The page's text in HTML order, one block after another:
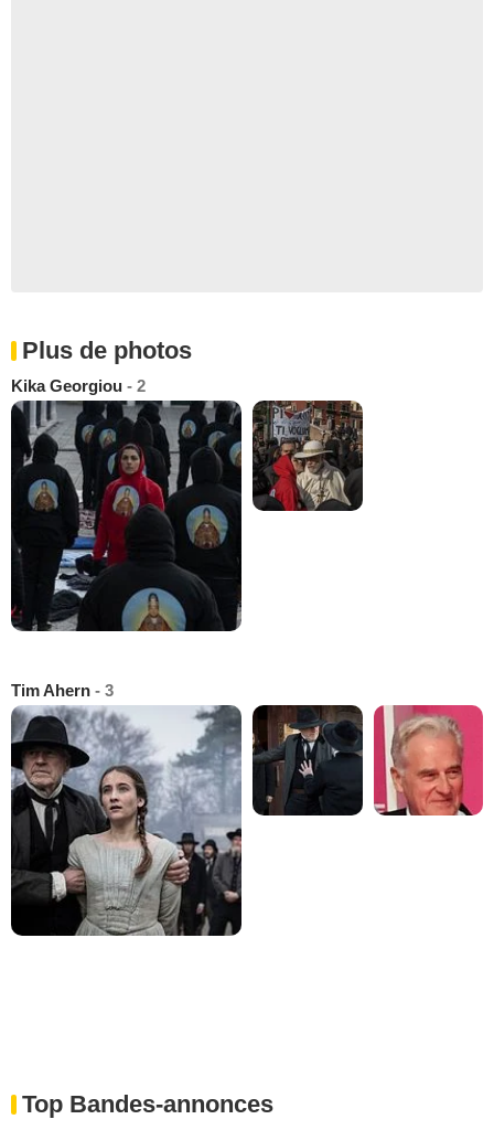
Plus de photos
Kika Georgiou - 2
Tim Ahern - 3
Top Bandes-annonces